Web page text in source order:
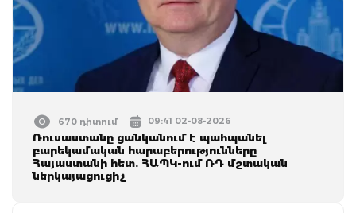
670 դիտում 09:41 02-08-2026
Ռուսաստանը ցանկանում է պահպանել
բարեկամական հարաբերությունները
Հայաստանի հետ. ՀԱՊԿ-ում ՌԴ մշտական
ներկայացուցիչ